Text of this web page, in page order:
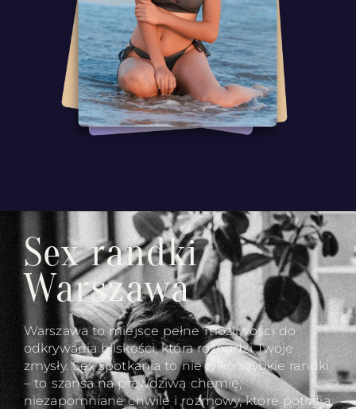
Sex randki
Warszawa
Warszawa to miejsce pełne możliwości do
odkrywania bliskości, która rozbudzi Twoje
zmysły. Sex spotkania to nie tylko szybkie randki
– to szansa na prawdziwą chemię,
niezapomniane chwile i rozmowy, które potrafią